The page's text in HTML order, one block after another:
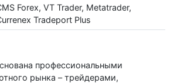
Forex, VT Trader, Metatrader,
Tradeport Plus
профессиональными
рынка – трейдерами,